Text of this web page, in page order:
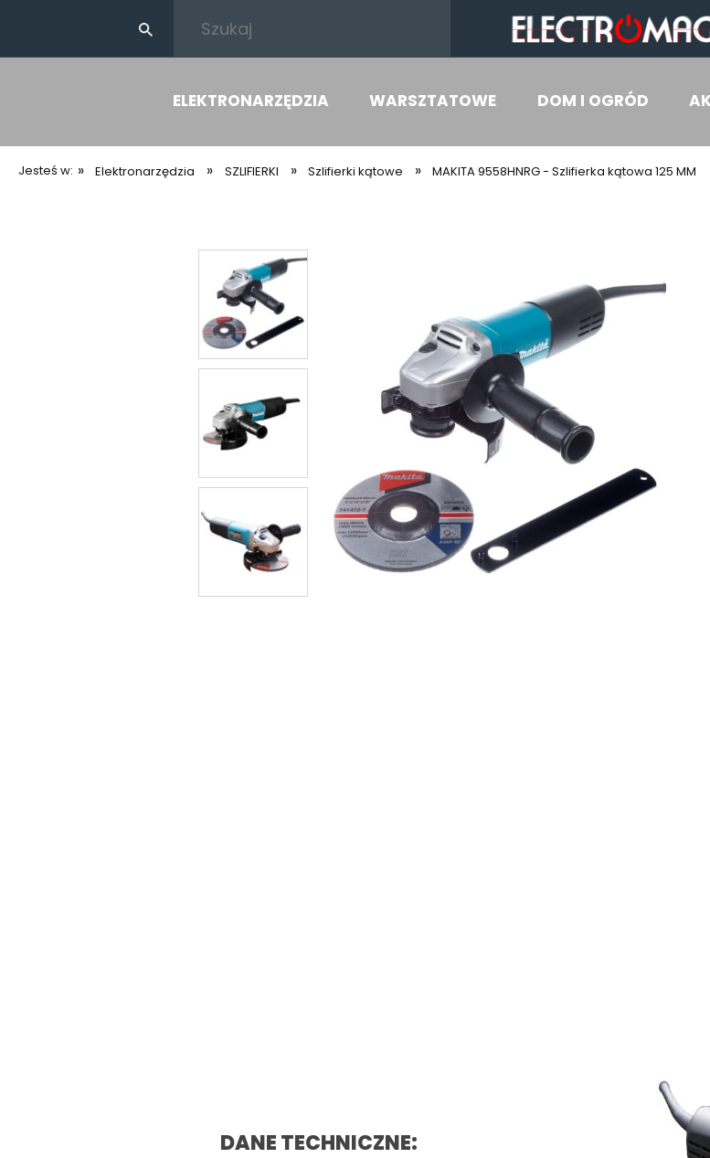
ELEKTRONARZĘDZIA WARSZTATOWE DOM I OGRÓD
Jesteś w: » Elektronarzędzia » SZLIFIERKI » Szlifierki kątowe » MAKITA 9558HNRG - Szlifierka kątowa 125 MM
DANE TECHNICZNE: